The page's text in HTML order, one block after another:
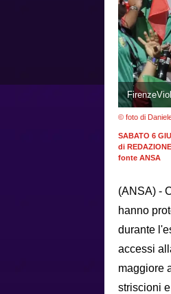
© foto di
SABATO 6
di
fonte ANSA
(ANSA) -
hanno
durante
accessi
maggiore
striscioni